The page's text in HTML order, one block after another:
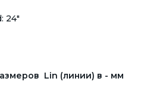
24"
Lin (линии) в - мм